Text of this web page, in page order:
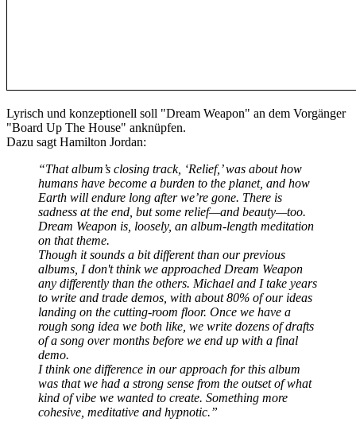
Lyrisch und konzeptionell soll "Dream Weapon" an dem Vorgänger
"Board Up The House" anknüpfen.
Dazu sagt Hamilton Jordan:
“That album’s closing track, ‘Relief,’ was about how
humans have become a burden to the planet, and how
Earth will endure long after we’re gone. There is
sadness at the end, but some relief—and beauty—too.
Dream Weapon is, loosely, an album-length meditation
on that theme.
Though it sounds a bit different than our previous
albums, I don't think we approached Dream Weapon
any differently than the others. Michael and I take years
to write and trade demos, with about 80% of our ideas
landing on the cutting-room floor. Once we have a
rough song idea we both like, we write dozens of drafts
of a song over months before we end up with a final
demo.
I think one difference in our approach for this album
was that we had a strong sense from the outset of what
kind of vibe we wanted to create. Something more
cohesive, meditative and hypnotic.”